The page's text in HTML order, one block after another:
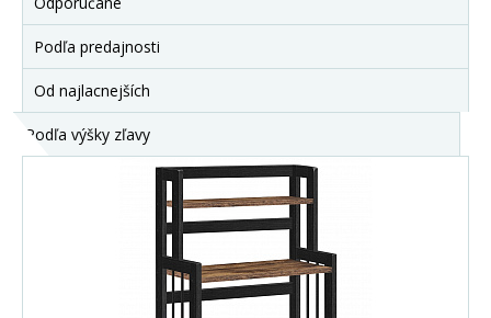
Podľa predajnosti
Od najlacnejších
Podľa výšky zľavy